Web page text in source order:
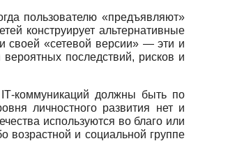
пользователю «предъявляют»
конструирует альтернативные
своей «сетевой версии» — эти и
последствий, рисков и
IT-коммуникаций должны быть по
личностного развития нет и
используются во благо или
возрастной и социальной группе